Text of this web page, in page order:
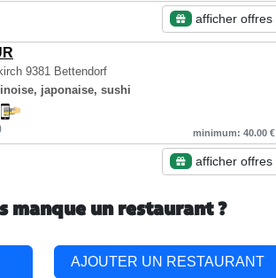
afficher offres
9381 Bettendorf
japonaise, sushi
minimum: 40.00 €
afficher offres
manque un restaurant ?
AJOUTER UN RESTAURANT